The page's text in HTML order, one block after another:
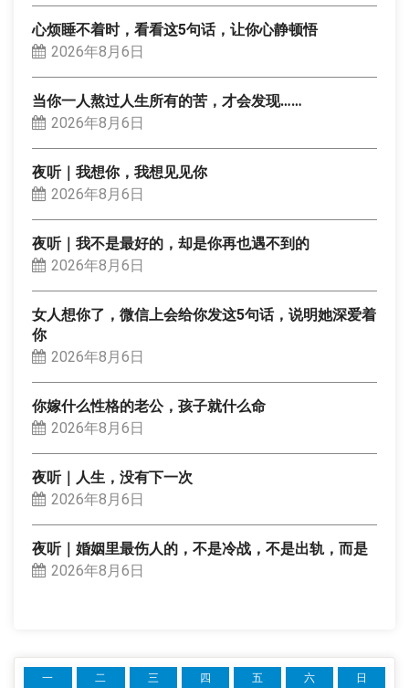
心烦睡不着时，看看这5句话，让你心静顿悟
2026年8月6日
当你一人熬过人生所有的苦，才会发现……
2026年8月6日
夜听｜我想你，我想见见你
2026年8月6日
夜听｜我不是最好的，却是你再也遇不到的
2026年8月6日
女人想你了，微信上会给你发这5句话，说明她深爱着
你
2026年8月6日
你嫁什么性格的老公，孩子就什么命
2026年8月6日
夜听｜人生，没有下一次
2026年8月6日
夜听｜婚姻里最伤人的，不是冷战，不是出轨，而是
2026年8月6日
一 二 三 四 五 六 日